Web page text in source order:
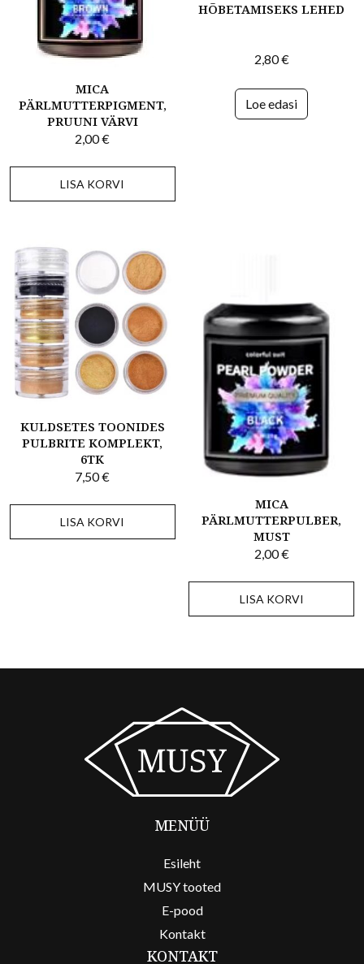
MICA
PÄRLMUTTERPIGMENT,
PRUUNI VÄRVI
2,00€
LISA KORVI
HÕBETAMISEKS LEHED
2,80€
Loe edasi
KULDSETES TOONIDES
PULBRITE KOMPLEKT,
6TK
7,50€
LISA KORVI
MICA
PÄRLMUTTERPULBER,
MUST
2,00€
LISA KORVI
MENÜÜ
Esileht
MUSY tooted
E-pood
Kontakt
KONTAKT